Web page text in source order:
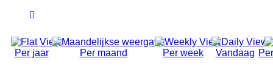
Per jaar Per maand Per week Vandaag